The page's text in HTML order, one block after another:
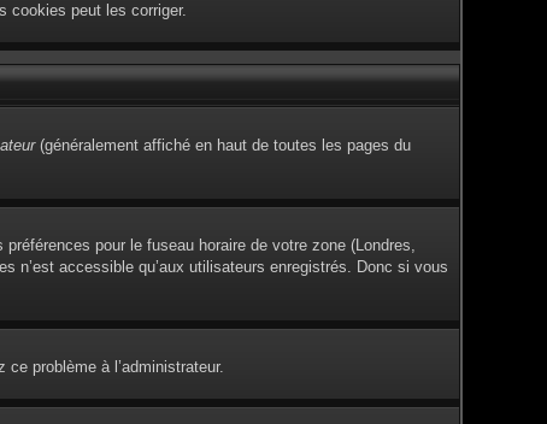
cookies peut les corriger.
(généralement affiché en haut de toutes les pages du
pour le fuseau horaire de votre zone (Londres,
n’est accessible qu’aux utilisateurs enregistrés. Donc si vous
problème à l’administrateur.